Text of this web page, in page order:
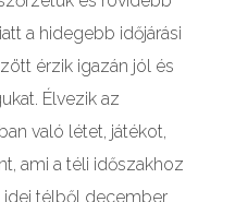
a hidegebb időjárási
érzik igazán jól és
Élvezik az
való létet, játékot,
ami a téli időszakhoz
idei télből december